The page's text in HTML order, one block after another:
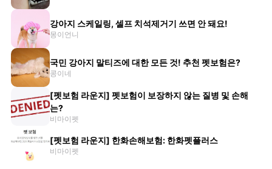
강아지 스케일링, 셀프 치석제거기 쓰면 안 돼요!
몽이언니
국민 강아지 말티즈에 대한 모든 것! 추천 펫보험은?
콩이네
[펫보험 라운지] 펫보험이 보장하지 않는 질병 및 손해
는?
비마이펫
[펫보험 라운지] 한화손해보험: 한화펫플러스
비마이펫